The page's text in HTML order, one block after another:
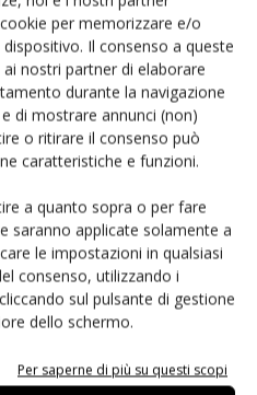
per memorizzare e/o
Il consenso a queste
nostri partner di elaborare
durante la navigazione
di mostrare annunci (non)
o ritirare il consenso può
caratteristiche e funzioni.
a quanto sopra o per fare
saranno applicate solamente a
le impostazioni in qualsiasi
consenso, utilizzando i
sul pulsante di gestione
dello schermo.
Per saperne di più su questi scopi
Twitter
la piattaforma
3